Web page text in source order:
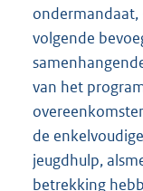
volgende
van het
de
jeugdhulp,
betrekking